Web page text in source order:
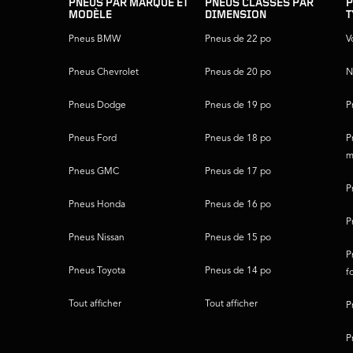
pied
de
PNEUS PAR MARQUE ET
MODÈLE
Pneus BMW
Pneus Chevrolet
Pneus Dodge
Pneus Ford
Pneus GMC
Pneus Honda
Pneus Nissan
Pneus Toyota
Tout afficher
PNEUS CLASSÉS PAR
DIMENSION
Pneus de 22 po
Pneus de 20 po
Pneus de 19 po
Pneus de 18 po
Pneus de 17 po
Pneus de 16 po
Pneus de 15 po
Pneus de 14 po
Tout afficher